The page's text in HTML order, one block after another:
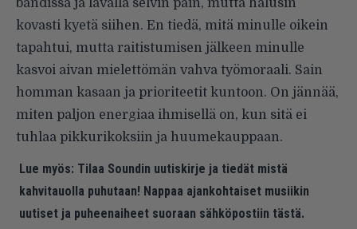
bändissä ja lavalla selvin päin, mutta halusin
kovasti kyetä siihen. En tiedä, mitä minulle oikein
tapahtui, mutta raitistumisen jälkeen minulle
kasvoi aivan mielettömän vahva työmoraali. Sain
homman kasaan ja prioriteetit kuntoon. On jännää,
miten paljon energiaa ihmisellä on, kun sitä ei
tuhlaa pikkurikoksiin ja huumekauppaan.
Lue myös: Tilaa Soundin uutiskirje ja tiedät mistä
kahvitauolla puhutaan! Nappaa ajankohtaiset musiikin
uutiset ja puheenaiheet suoraan sähköpostiin tästä.